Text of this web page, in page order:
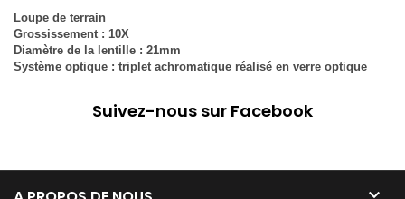
Loupe de terrain
Grossissement : 10X
Diamètre de la lentille : 21mm
Système optique : triplet achromatique réalisé en verre optique
Suivez-nous sur Facebook